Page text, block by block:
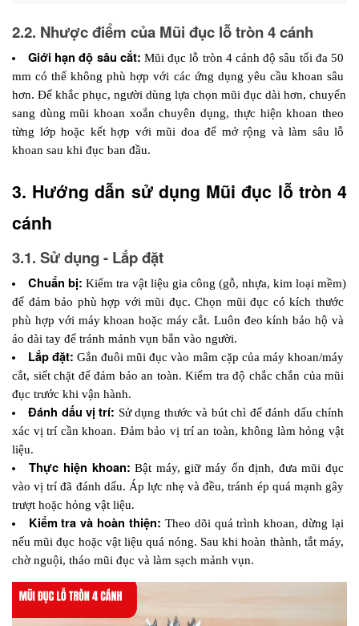
2.2. Nhược điểm của Mũi đục lỗ tròn 4 cánh
Giới hạn độ sâu cắt: Mũi đục lỗ tròn 4 cánh độ sâu tối đa 50
mm có thể không phù hợp với các ứng dụng yêu cầu khoan sâu
hơn. Để khắc phục, người dùng lựa chọn mũi đục dài hơn, chuyển
sang dùng mũi khoan xoắn chuyên dụng, thực hiện khoan theo
từng lớp hoặc kết hợp với mũi doa để mở rộng và làm sâu lỗ
khoan sau khi đục ban đầu.
3. Hướng dẫn sử dụng Mũi đục lỗ tròn 4
cánh
3.1. Sử dụng - Lắp đặt
Chuẩn bị: Kiểm tra vật liệu gia công (gỗ, nhựa, kim loại mềm)
để đảm bảo phù hợp với mũi đục. Chọn mũi đục có kích thước
phù hợp với máy khoan hoặc máy cắt. Luôn đeo kính bảo hộ và
áo dài tay để tránh mảnh vụn bắn vào người.
Lắp đặt: Gắn đuôi mũi đục vào mâm cặp của máy khoan/máy
cắt, siết chặt để đảm bảo an toàn. Kiểm tra độ chắc chắn của mũi
đục trước khi vận hành.
Đánh dấu vị trí: Sử dụng thước và bút chì để đánh dấu chính
xác vị trí cần khoan. Đảm bảo vị trí an toàn, không làm hỏng vật
liệu.
Thực hiện khoan: Bật máy, giữ máy ổn định, đưa mũi đục
vào vị trí đã đánh dấu. Áp lực nhẹ và đều, tránh ép quá mạnh gây
trượt hoặc hỏng vật liệu.
Kiểm tra và hoàn thiện: Theo dõi quá trình khoan, dừng lại
nếu mũi đục hoặc vật liệu quá nóng. Sau khi hoàn thành, tắt máy,
chờ nguội, tháo mũi đục và làm sạch mảnh vụn.